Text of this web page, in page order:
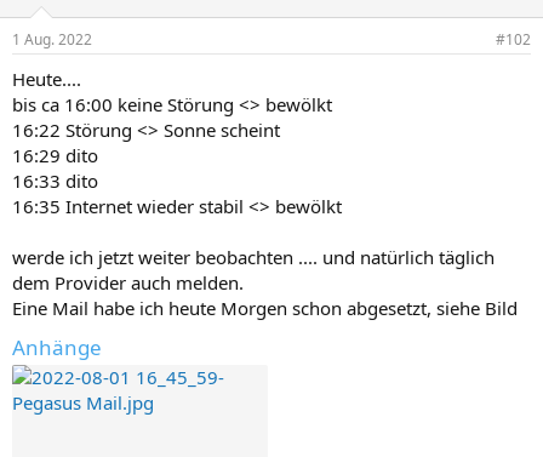
1 Aug. 2022 #102
Heute....
bis ca 16:00 keine Störung <> bewölkt
16:22 Störung <> Sonne scheint
16:29 dito
16:33 dito
16:35 Internet wieder stabil <> bewölkt
werde ich jetzt weiter beobachten .... und natürlich täglich
dem Provider auch melden.
Eine Mail habe ich heute Morgen schon abgesetzt, siehe Bild
Anhänge